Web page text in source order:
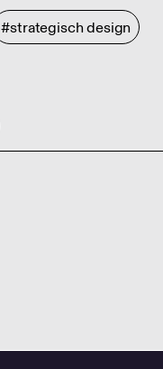
#strategisch design